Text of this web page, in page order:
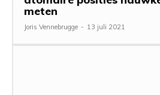
meten
Joris Vennebrugge - 13 juli 2021